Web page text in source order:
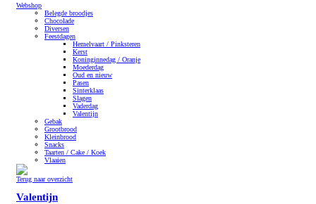
Webshop
Belegde broodjes
Chocolade
Diversen
Feestdagen
Hemelvaart / Pinksteren
Kerst
Koninginnedag / Oranje
Moederdag
Oud en nieuw
Pasen
Sinterklaas
Slagen
Vaderdag
Valentijn
Gebak
Grootbrood
Kleinbrood
Snacks
Taarten / Cake / Koek
Vlaaien
Terug naar overzicht
Valentijn